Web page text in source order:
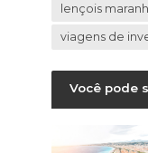
lençois
viagens de
Você pode